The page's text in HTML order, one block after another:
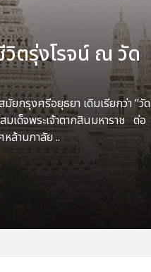
ชีวิตรุ่งโรจน์ ณ วัด
ยกรุงศรีอยุธยา เดิมเรียกว่า “วัด
เด็จพระเจ้าตากสินมหาราช ต่อ
ล้านภาลัย ..